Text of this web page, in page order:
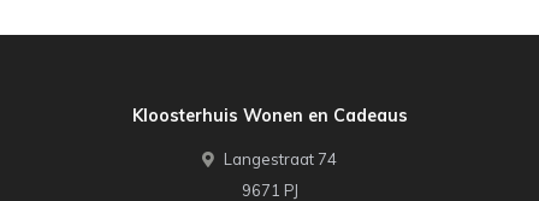
Kloosterhuis Wonen en Cadeaus
Langestraat 74
9671 PJ